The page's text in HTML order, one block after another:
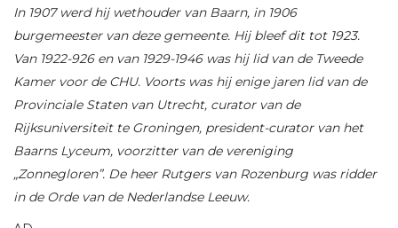
In 1907 werd hij wethouder van Baarn, in 1906
burgemeester van deze gemeente. Hij bleef dit tot 1923.
Van 1922-926 en van 1929-1946 was hij lid van de Tweede
Kamer voor de CHU. Voorts was hij enige jaren lid van de
Provinciale Staten van Utrecht, curator van de
Rijksuniversiteit te Groningen, president-curator van het
Baarns Lyceum, voorzitter van de vereniging
„Zonnegloren”. De heer Rutgers van Rozenburg was ridder
in de Orde van de Nederlandse Leeuw.